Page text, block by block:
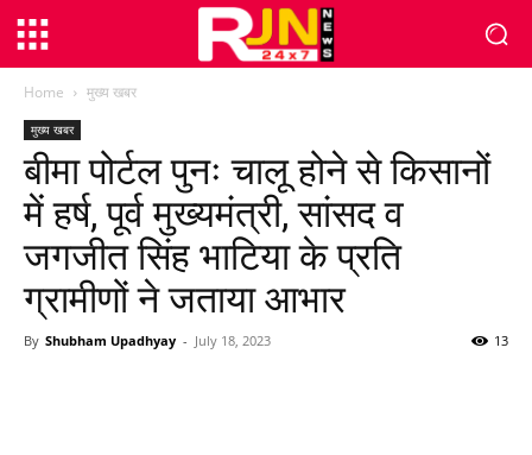
Home मुख्य खबर
मुख्य खबर
बीमा पोर्टल पुनः चालू होने से किसानों
में हर्ष, पूर्व मुख्यमंत्री, सांसद व
जगजीत सिंह भाटिया के प्रति
ग्रामीणों ने जताया आभार
By Shubham Upadhyay - July 18, 2023 13